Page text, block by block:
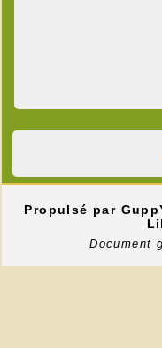
Propulsé par
Document